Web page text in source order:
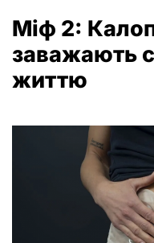
Міф 2:
заважають
життю